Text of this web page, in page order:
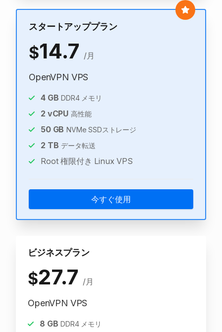
スタートアッププラン
$14.7 /月
OpenVPN VPS
4GB DDR4 メモリ
2 vCPU 高性能
50GB NVMe SSDストレージ
2 TB データ転送
Root 権限付き Linux VPS
今すぐ使用
ビジネスプラン
$27.7 /月
OpenVPN VPS
8 GB DDR4 メモリ